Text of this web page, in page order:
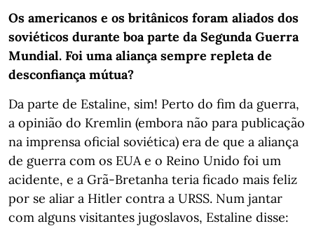
Os americanos e os britânicos foram aliados dos
soviéticos durante boa parte da Segunda Guerra
Mundial. Foi uma aliança sempre repleta de
desconfiança mútua?
Da parte de Estaline, sim! Perto do fim da guerra,
a opinião do Kremlin (embora não para publicação
na imprensa oficial soviética) era de que a aliança
de guerra com os EUA e o Reino Unido foi um
acidente, e a Grã-Bretanha teria ficado mais feliz
por se aliar a Hitler contra a URSS. Num jantar
com alguns visitantes jugoslavos, Estaline disse: